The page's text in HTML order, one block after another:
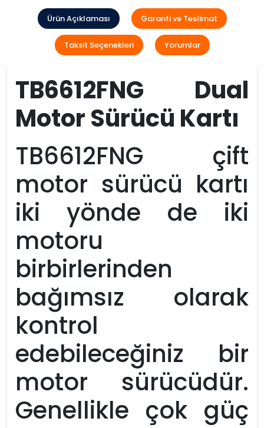
Ürün Açıklaması Garanti ve Teslimat
Taksit Seçenekleri Yorumlar
TB6612FNG Dual
Motor Sürücü Kartı
TB6612FNG çift
motor sürücü kartı
iki yönde de iki
motoru
birbirlerinden
bağımsız olarak
kontrol
edebileceğiniz bir
motor sürücüdür.
Genellikle çok güç